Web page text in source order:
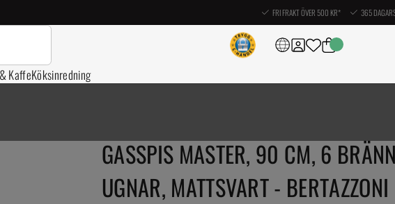
FRI FRAKT ÖVER 500 KR* 365
KaffeKöksinredning
GASSPIS MASTER, 90 CM, 6
UGNAR, MATTSVART - BERTAZZONI